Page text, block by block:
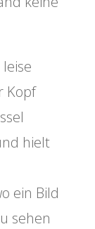
Kopf
hielt
ein Bild
sehen